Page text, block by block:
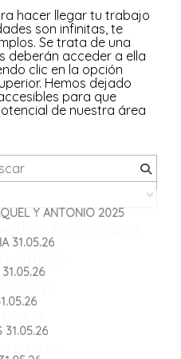
hacer llegar tu trabajo
son infinitas, te
Se trata de una
deberán acceder a ella
clic en la opción
Hemos dejado
para que
de nuestra área
Y ANTONIO 2025
31.05.26
31.05.26